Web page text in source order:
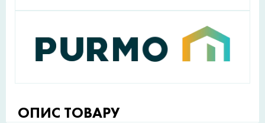
ОПИС ТОВАРУ